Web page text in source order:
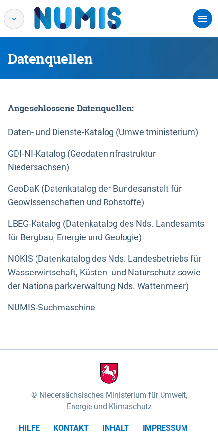
Datenquellen
Angeschlossene Datenquellen:
Daten- und Dienste-Katalog (Umweltministerium)
GDI-NI-Katalog (Geodateninfrastruktur
Niedersachsen)
GeoDaK (Datenkatalog der Bundesanstalt für
Geowissenschaften und Rohstoffe)
LBEG-Katalog (Datenkatalog des Nds. Landesamts
für Bergbau, Energie und Geologie)
NOKIS (Datenkatalog des Nds. Landesbetriebs für
Wasserwirtschaft, Küsten- und Naturschutz sowie
der Nationalparkverwaltung Nds. Wattenmeer)
NUMIS-Suchmaschine
Niedersächsisches Ministerium für Umwelt,
Energie und Klimaschutz
HILFE KONTAKT INHALT
IMPRESSUM